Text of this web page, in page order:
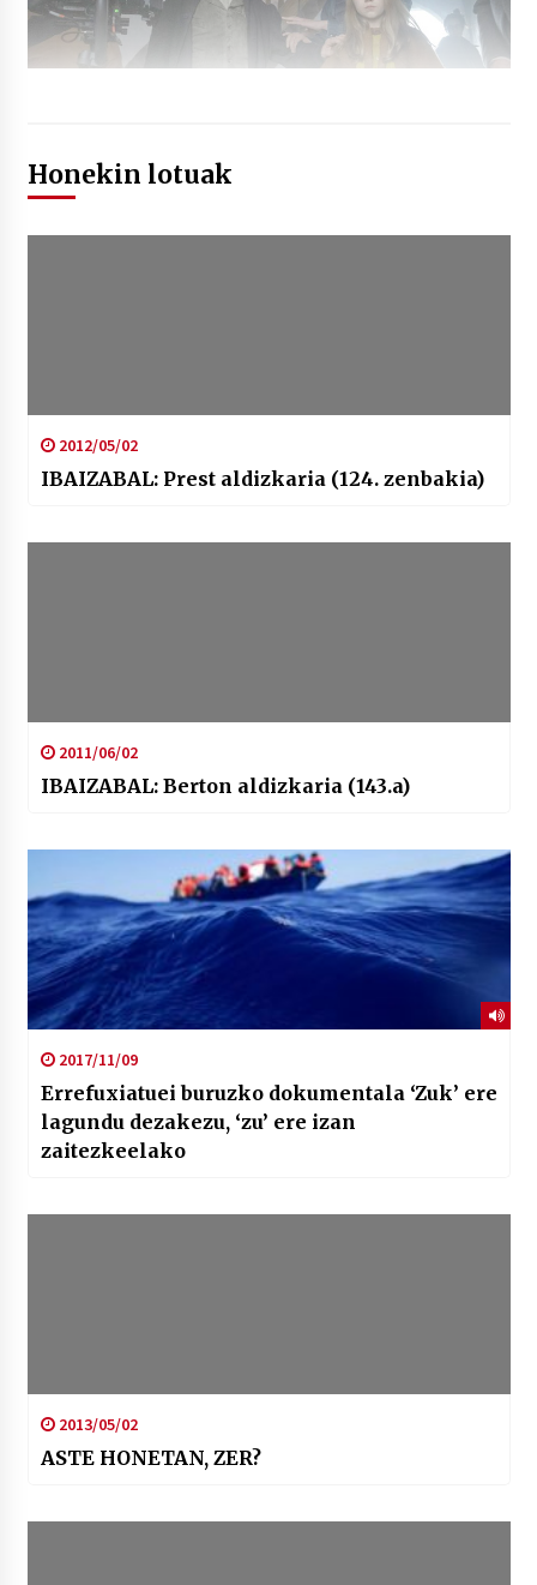
Honekin lotuak
2012/05/02
IBAIZABAL: Prest aldizkaria (124. zenbakia)
2011/06/02
IBAIZABAL: Berton aldizkaria (143.a)
2017/11/09
Errefuxiatuei buruzko dokumentala ‘Zuk’ ere
lagundu dezakezu, ‘zu’ ere izan
zaitezkeelako
2013/05/02
ASTE HONETAN, ZER?